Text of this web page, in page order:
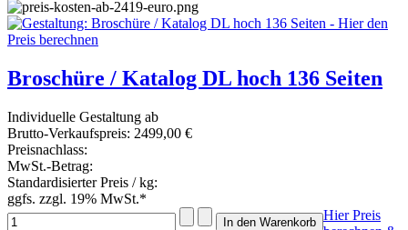
Broschüre / Katalog DL hoch 136 Seiten
Individuelle Gestaltung ab
Brutto-Verkaufspreis: 2499,00 €
Preisnachlass:
MwSt.-Betrag:
Standardisierter Preis / kg:
ggfs. zzgl. 19% MwSt.*
Hier Preis